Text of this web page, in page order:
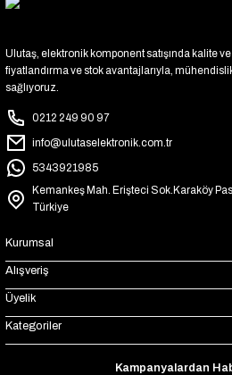
Ulutaş, elektronik komponent satışında kalite
fiyatlandırma ve stok avantajlarıyla,
sağlıyoruz.
0212 249 90 97
info@ulutaselektronik.com.tr
5343921985
Kemankeş Mah. Erişteci Sok.Karaköy
Türkiye
Kurumsal
Alışveriş
Üyelik
Kategoriler
Kampanyalardan